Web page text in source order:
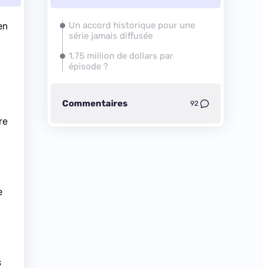
Un accord historique pour une
série jamais diffusée
1,75 million de dollars par
épisode ?
Commentaires 92